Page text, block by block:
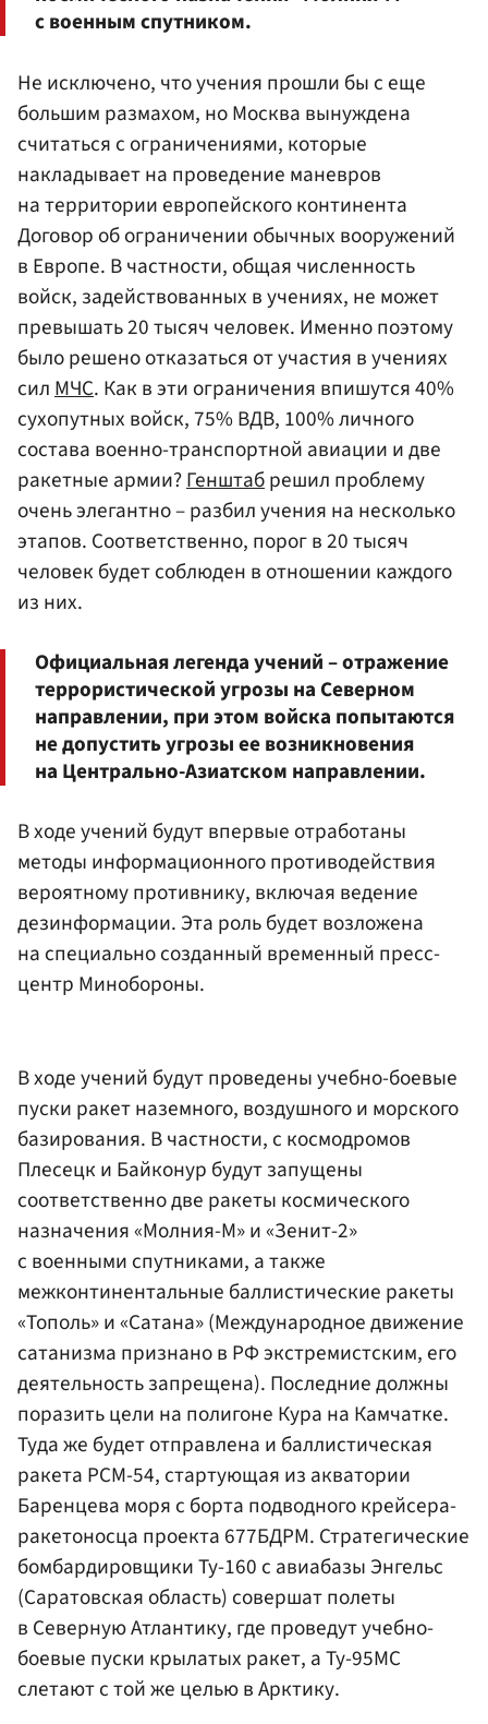
с военным спутником.
Не исключено, что учения прошли бы с еще
большим размахом, но Москва вынуждена
считаться с ограничениями, которые
накладывает на проведение маневров
на территории европейского континента
Договор об ограничении обычных вооружений
в Европе. В частности, общая численность
войск, задействованных в учениях, не может
превышать 20 тысяч человек. Именно поэтому
было решено отказаться от участия в учениях
силМЧС. Как в эти ограничения впишутся 40%
сухопутных войск, 75% ВДВ, 100% личного
состава военно-транспортной авиации и две
ракетные армии?Генштабрешил проблему
очень элегантно – разбил учения на несколько
этапов. Соответственно, порог в 20 тысяч
человек будет соблюден в отношении каждого
из них.
Официальная легенда учений – отражение
террористической угрозы на Северном
направлении, при этом войска попытаются
не допустить угрозы ее возникновения
на Центрально-Азиатском направлении.
В ходе учений будут впервые отработаны
методы информационного противодействия
вероятному противнику, включая ведение
дезинформации. Эта роль будет возложена
на специально созданный временный пресс-
центр Минобороны.
В ходе учений будут проведены учебно-боевые
пуски ракет наземного, воздушного и морского
базирования. В частности, с космодромов
Плесецк и Байконур будут запущены
соответственно две ракеты космического
назначения «Молния-М» и «Зенит-2»
с военными спутниками, а также
межконтинентальные баллистические ракеты
«Тополь» и «Сатана» (Международное движение
сатанизма признано в РФ экстремистским, его
деятельность запрещена). Последние должны
поразить цели на полигоне Кура на Камчатке.
Туда же будет отправлена и баллистическая
ракета РСМ-54, стартующая из акватории
Баренцева моря с борта подводного крейсера-
ракетоносца проекта 677БДРМ. Стратегические
бомбардировщики Ту-160 с авиабазы Энгельс
(Саратовская область) совершат полеты
в Северную Атлантику, где проведут учебно-
боевые пуски крылатых ракет, а Ту-95МС
слетают с той же целью в Арктику.